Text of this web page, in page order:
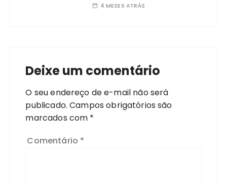
4 MESES ATRÁS
Deixe um comentário
O seu endereço de e-mail não será
publicado. Campos obrigatórios são
marcados com *
Comentário *